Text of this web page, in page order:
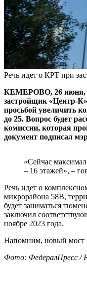
Речь идет о КРТ при
КЕМЕРОВО, 26 июня,
застройщик «Центр-
просьбой увеличить
до 25. Вопрос будет
комиссии, которая
документ подписал
«Сейчас
– 16 этажей», –
Речь идет о
микрорайона 58В,
будет заниматься
заключил
ноябре 2023 года.
Напомним, новый мост
Фото: ФедералПресс /